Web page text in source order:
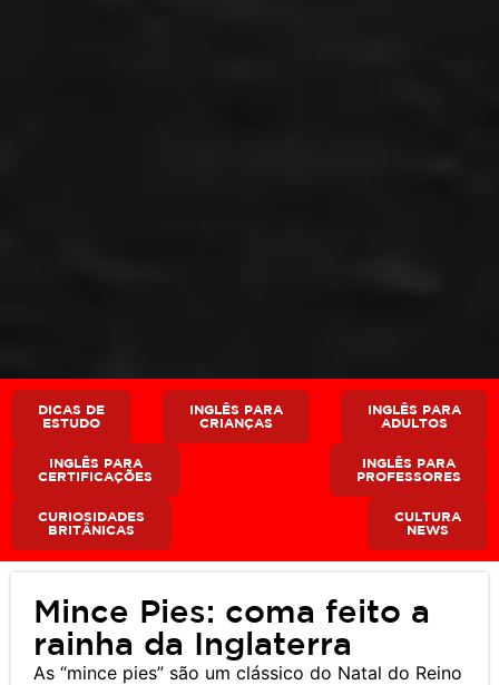
DICAS DE
ESTUDO
INGLÊS PARA
CRIANÇAS
INGLÊS PARA
ADULTOS
INGLÊS PARA
CERTIFICAÇÕES
INGLÊS PARA
PROFESSORES
CURIOSIDADES
BRITÂNICAS
CULTURA
NEWS
Mince Pies: coma feito a
rainha da Inglaterra
As “mince pies” são um clássico do Natal do Reino